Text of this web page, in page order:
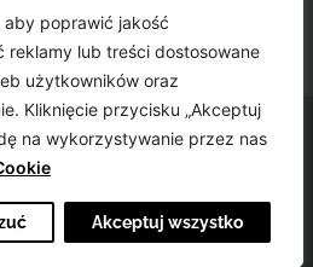
poprawić jakość
reklamy lub treści dostosowane
użytkowników oraz
Kliknięcie przycisku „Akceptuj
na wykorzystywanie przez nas
Akceptuj wszystko
prawa zastrzeżone. Stronę zrobiły: